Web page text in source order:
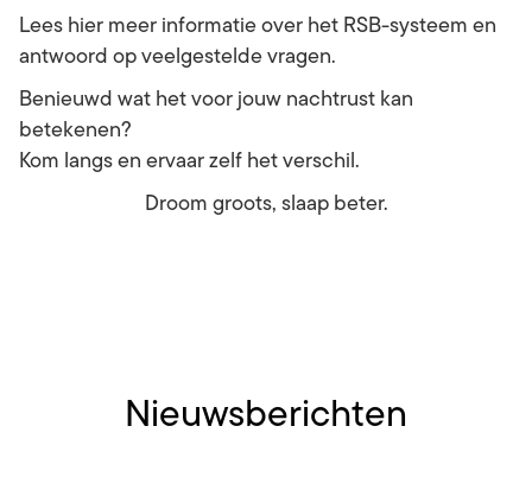
Lees hier meer informatie over het RSB-systeem en
antwoord op veelgestelde vragen.
Benieuwd wat het voor jouw nachtrust kan
betekenen?
Kom langs en ervaar zelf het verschil.
Droom groots, slaap beter.
Nieuwsberichten